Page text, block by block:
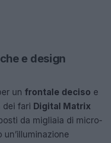
e design
un frontale deciso e
dei fari Digital Matrix
da migliaia di micro-